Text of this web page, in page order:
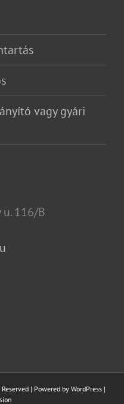
vagy gyári
116/B
| Powered by WordPress|